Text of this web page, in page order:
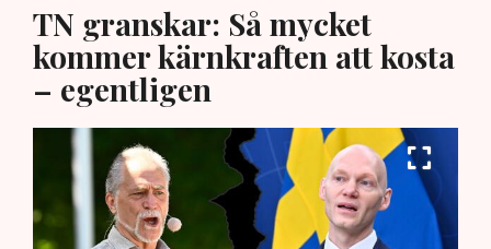
TN granskar: Så mycket
kommer kärnkraften att kosta
– egentligen